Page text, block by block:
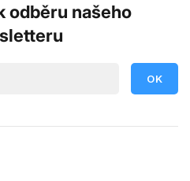
odběru našeho